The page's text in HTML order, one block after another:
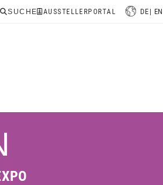
SUCHE AUSSTELLERPORTAL DE EN